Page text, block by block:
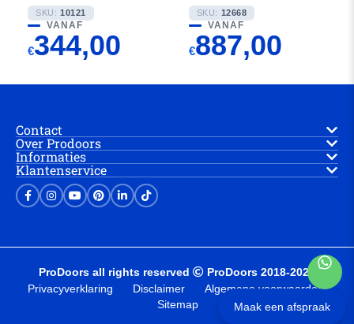
SKU: 10121
VANAF
€344,00
SKU: 12668
VANAF
€887,00
Contact
Over Prodoors
Informaties
Klantenservice
ProDoors all rights reserved
ProDoors 2018-2025
Privacyverklaring
Disclaimer
Algemene voorwaarden
Sitemap
Maak een afspraak